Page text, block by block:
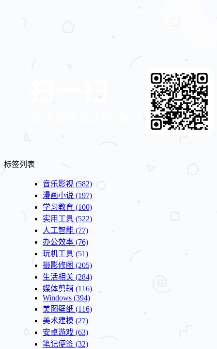
标签列表
音乐影视 (582)
漫画小说 (197)
学习教育 (100)
实用工具 (522)
人工智能 (77)
办公效率 (76)
玩机工具 (51)
摄影修图 (205)
生活相关 (284)
媒体剪辑 (116)
Windows (394)
美图壁纸 (116)
美术建模 (27)
安卓游戏 (63)
笔记便签 (32)